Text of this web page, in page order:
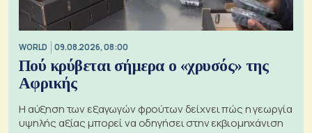
WORLD 09.08.2026, 08:00
Πού κρύβεται σήμερα ο «χρυσός» της
Αφρικής
Η αύξηση των εξαγωγών φρούτων δείχνει πώς η γεωργία
υψηλής αξίας μπορεί να οδηγήσει στην εκβιομηχάνιση